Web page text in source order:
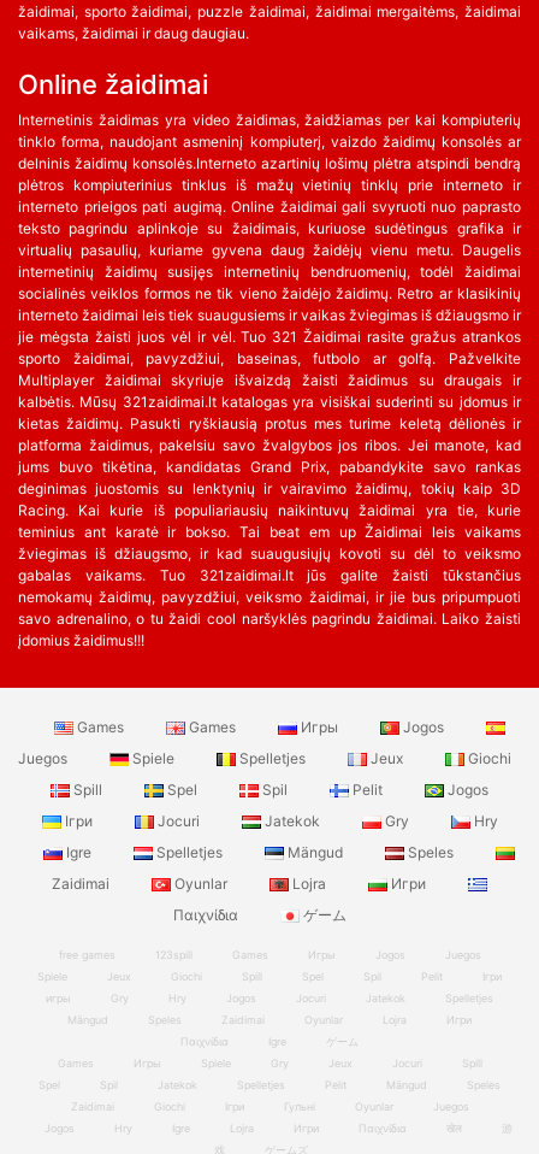
žaidimai, sporto žaidimai, puzzle žaidimai, žaidimai mergaitėms, žaidimai
vaikams, žaidimai ir daug daugiau.
Online žaidimai
Internetinis žaidimas yra video žaidimas, žaidžiamas per kai kompiuterių
tinklo forma, naudojant asmeninį kompiuterį, vaizdo žaidimų konsolės ar
delninis žaidimų konsolės.Interneto azartinių lošimų plėtra atspindi bendrą
plėtros kompiuterinius tinklus iš mažų vietinių tinklų prie interneto ir
interneto prieigos pati augimą. Online žaidimai gali svyruoti nuo paprasto
teksto pagrindu aplinkoje su žaidimais, kuriuose sudėtingus grafika ir
virtualių pasaulių, kuriame gyvena daug žaidėjų vienu metu. Daugelis
internetinių žaidimų susijęs internetinių bendruomenių, todėl žaidimai
socialinės veiklos formos ne tik vieno žaidėjo žaidimų. Retro ar klasikinių
interneto žaidimai leis tiek suaugusiems ir vaikas žviegimas iš džiaugsmo ir
jie mėgsta žaisti juos vėl ir vėl. Tuo 321 Žaidimai rasite gražus atrankos
sporto žaidimai, pavyzdžiui, baseinas, futbolo ar golfą. Pažvelkite
Multiplayer žaidimai skyriuje išvaizdą žaisti žaidimus su draugais ir
kalbėtis. Mūsų 321zaidimai.lt katalogas yra visiškai suderinti su įdomus ir
kietas žaidimų. Pasukti ryškiausią protus mes turime keletą dėlionės ir
platforma žaidimus, pakelsiu savo žvalgybos jos ribos. Jei manote, kad
jums buvo tikėtina, kandidatas Grand Prix, pabandykite savo rankas
deginimas juostomis su lenktynių ir vairavimo žaidimų, tokių kaip 3D
Racing. Kai kurie iš populiariausių naikintuvų žaidimai yra tie, kurie
teminius ant karatė ir bokso. Tai beat em up Žaidimai leis vaikams
žviegimas iš džiaugsmo, ir kad suaugusiųjų kovoti su dėl to veiksmo
gabalas vaikams. Tuo 321zaidimai.lt jūs galite žaisti tūkstančius
nemokamų žaidimų, pavyzdžiui, veiksmo žaidimai, ir jie bus pripumpuoti
savo adrenalino, o tu žaidi cool naršyklės pagrindu žaidimai. Laiko žaisti
įdomius žaidimus!!!
Games Games Игры
Jogos
Juegos
Spiele Spelletjes Jeux
Giochi
Spill
Spel Spil Pelit
Jogos
Ігри
Jocuri Jatekok Gry
Hry
Igre
Spelletjes Mängud
Speles
Zaidimai
Oyunlar Lojra
Игри
Παιχνίδια
ゲーム
free games 123spill Games Игры Jogos
Juegos
Spiele
Jeux Giochi Spill Spel Spil Pelit
Ігри
игры
Gry Hry Jogos Jocuri Jatekok
Spelletjes
Mängud
Speles Zaidimai Oyunlar Lojra
Игри
Παιχνίδια
Igre
ゲーム
Games
Игры Spiele Gry Jeux Jocuri
Spill
Spel
Spil Jatekok Spelletjes Pelit Mängud
Speles
Zaidimai
Giochi Ігри Гульні Oyunlar
Juegos
Jogos
Hry Igre Lojra Игри Παιχνίδια खेल
游
戏
ゲームズ